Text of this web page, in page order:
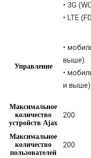
• 3G
• LTE
Управление
•
выше)
•
и выше)
Максимальное
количество
устройств Ajax
200
Максимальное
количество
пользователей
200